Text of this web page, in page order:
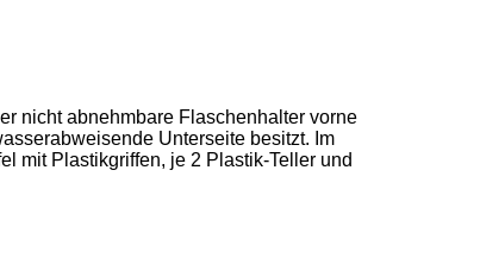
nicht abnehmbare Flaschenhalter vorne
Unterseite besitzt. Im
mit Plastikgriffen, je 2 Plastik-Teller und